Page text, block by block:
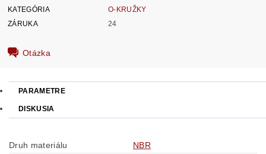
KATEGÓRIA
O-KRUŽKY
ZÁRUKA
24
Otázka
PARAMETRE
DISKUSIA
Druh materiálu
NBR